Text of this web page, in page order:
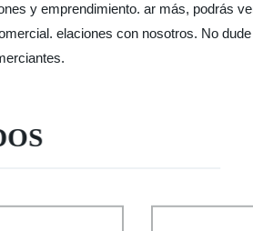
y emprendimiento. ar más, podrás
elaciones con nosotros. No